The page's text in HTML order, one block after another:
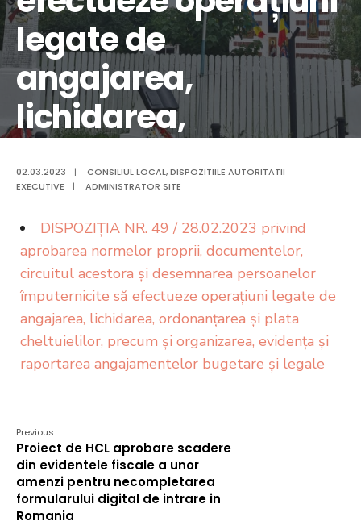
legate de
angajarea,
lichidarea,
ordonanțarea și
plata cheltuielilor,
precum și
organizarea,
evidența și
raportarea
angajamentelor
bugetare și legale
02.03.2023 | CONSILIUL LOCAL,DISPOZITIILE AUTORITATII
EXECUTIVE
| ADMINISTRATOR SITE
DISPOZIŢIA NR. 49 / 28.02.2023 privind
aprobarea normelor proprii, documentelor,
circuitul acestora și desemnarea persoanelor
împuternicite să efectueze operațiuni legate de
angajarea, lichidarea, ordonanțarea și plata
cheltuielilor, precum și organizarea, evidența și
raportarea angajamentelor bugetare și legale
Previous:
Proiect de HCL aprobare scadere
din evidentele fiscale a unor
amenzi pentru necompletarea
formularului digital de intrare in
Romania